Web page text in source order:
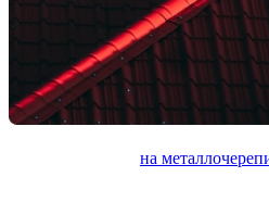
на